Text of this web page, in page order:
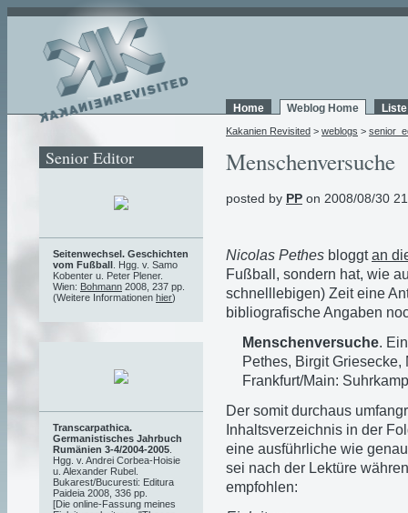
Home Weblog Home
Kakanien Revisited > weblogs >
Menschenversuche
posted by PP on 2008/08/30
Nicolas Pethes bloggtan
Fußball, sondern hat, wie
schnelllebigen) Zeit eine
bibliografische Angaben
Menschenversuche.
Pethes, Birgit
Frankfurt/Main:
Der somit durchaus
Inhaltsverzeichnis in der
eine ausführliche wie
sei nach der Lektüre
empfohlen:
Senior Editor
Seitenwechsel. Geschichten
vom Fußball . Hgg. v. Samo
Kobenter u. Peter Plener.
Wien: Bohmann 2008, 237 pp.
(Weitere Informationen hier)
Transcarpathica.
Germanistisches Jahrbuch
Rumänien 3-4/2004-2005
Hgg. v. Andrei Corbea-Hoisie
u. Alexander Rubel.
Bukarest/Bucuresti: Editura
Paideia 2008, 336 pp.
[Die online-Fassung meines